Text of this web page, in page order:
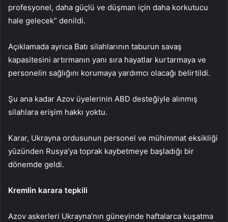
profesyonel, daha güçlü ve düşman için daha korkutucu
hale gelecek” denildi.
Açıklamada ayrıca Batı silahlarının taburun savaş
kapasitesini artırmanın yanı sıra hayatlar kurtarmaya ve
personelin sağlığını korumaya yardımcı olacağı belirtildi.
Şu ana kadar Azov üyelerinin ABD desteğiyle alınmış
silahlara erişim hakkı yoktu.
Karar, Ukrayna ordusunun personel ve mühimmat eksikliği
yüzünden Rusya’ya toprak kaybetmeye başladığı bir
dönemde geldi.
Kremlin karara tepkili
Azov askerleri Ukrayna’nın güneyinde haftalarca kuşatma